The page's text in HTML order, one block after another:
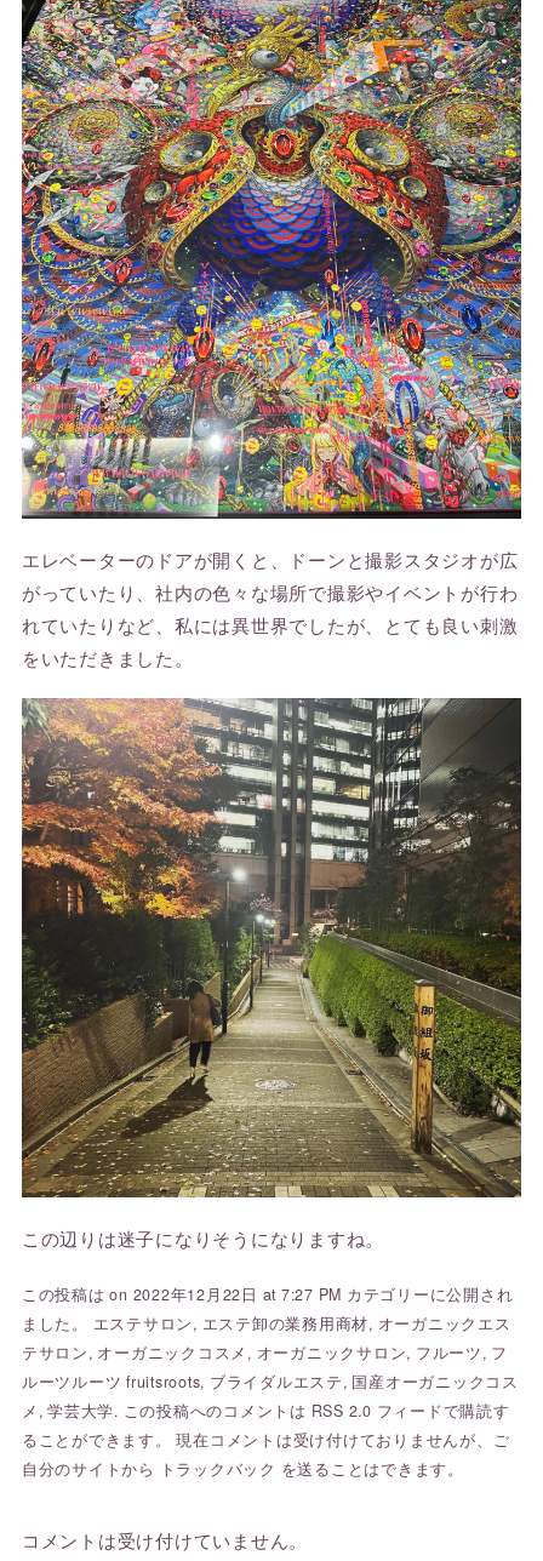
エレベーターのドアが開くと、ドーンと撮影スタジオが広
がっていたり、社内の色々な場所で撮影やイベントが行わ
れていたりなど、私には異世界でしたが、とても良い刺激
をいただきました。
この辺りは迷子になりそうになりますね。
この投稿は on 2022年12月22日 at 7:27 PM カテゴリーに公開され
ました。 エステサロン, エステ卸の業務用商材, オーガニックエス
テサロン, オーガニックコスメ , オーガニックサロン, フルーツ, フ
ルーツルーツ fruitsroots, ブライダルエステ, 国産オーガニックコス
メ ,学芸大学. この投稿へのコメントは RSS 2.0 フィードで購読す
ることができます。 現在コメントは受け付けておりませんが、ご
自分のサイトから
トラックバック を送ることはできます。
コメントは受け付けていません。